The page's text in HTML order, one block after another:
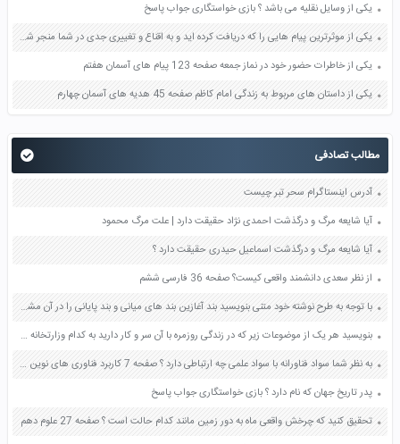
یکی از وسایل نقلیه می باشد ؟ بازی خواستگاری جواب پاسخ
یکی از موثرترین پیام هایی را که دریافت کرده اید و به اقناع و تغییری جدی در شما منجر شده است برسی کنید و علت این تاثیر گذاری قابل توجه را بنویسید صفحه 52 تفکر و سواد رسانه ای دهم
یکی از خاطرات حضور خود در نماز جمعه صفحه 123 پیام های آسمان هفتم
یکی از داستان های مربوط به زندگی امام کاظم صفحه 45 هدیه های آسمان چهارم
مطالب تصادفی
آدرس اینستاگرام سحر تبر چیست
آیا شایعه مرگ و درگذشت احمدی نژاد حقیقت دارد | علت مرگ محمود
آیا شایعه مرگ و درگذشت اسماعیل حیدری حقیقت دارد ؟
از نظر سعدی دانشمند واقعی کیست؟ صفحه 36 فارسی ششم
با توجه به طرح نوشته خود متنی بنویسید بند آغازین بند های میانی و بند پایانی را در آن مشخص کنید صفحه 24 و 25 کتاب نگارش یازدهم
بنویسید هر یک از موضوعات زیر که در زندگی روزمره با آن سر و کار دارید به کدام وزارتخانه مربوط می شود درس خواندن در مدرسه وزارت آموزش و پرورش استفاده از اتوبان، بزرگراه ها و جاده های بین شهرها در مسافرت رفتن به سینما و کتابخانه مراجعه به پزشک و بیمارستان مصرف آب و برق صفحه 17 مطالعات اجتماعی هشتم
به نظر شما سواد فناورانه با سواد علمی چه ارتباطی دارد ؟ صفحه 7 کاربرد فناوری های نوین یازدهم
پدر تاریخ جهان که نام دارد ؟ بازی خواستگاری جواب پاسخ
تحقیق کنید که چرخش واقعی ماه به دور زمین مانند کدام حالت است ؟ صفحه 27 علوم دهم